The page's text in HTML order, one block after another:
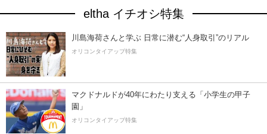
eltha イチオシ特集
川島海荷さんと学ぶ 日常に潜む“人身取引”のリアル
オリコンタイアップ特集
マクドナルドが40年にわたり支える「小学生の甲子
園」
オリコンタイアップ特集